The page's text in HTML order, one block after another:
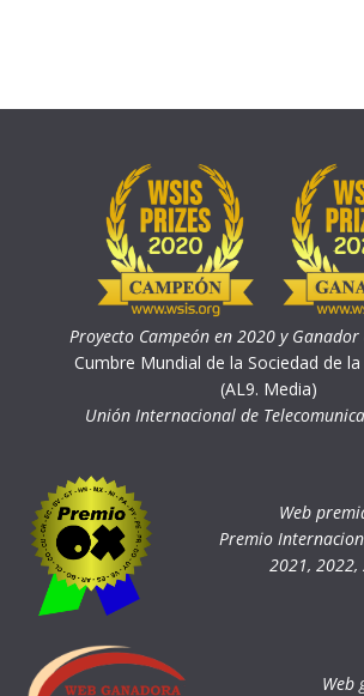
Proyecto Campeón en 2020 y
Cumbre Mundial de la Sociedad de
(AL9. Media)
Unión Internacional de
Web
Premio
2021, 2022,
Web